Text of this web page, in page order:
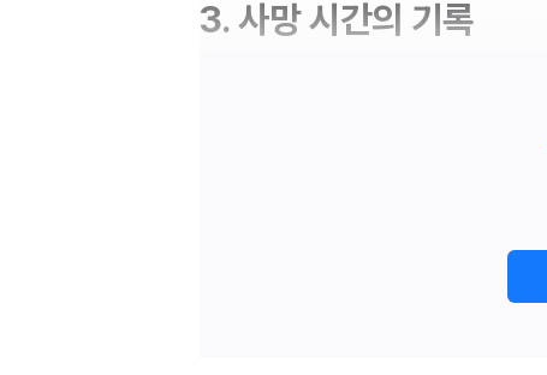
3. 사망 시간의 기록